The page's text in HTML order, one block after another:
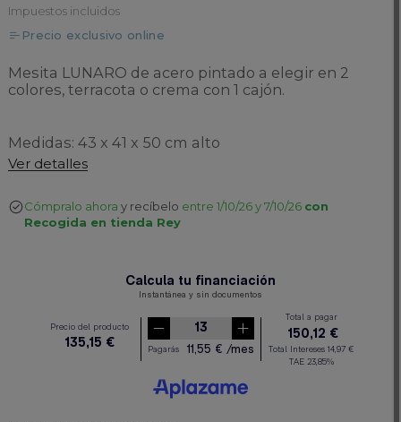
Impuestos incluidos
Precio exclusivo online
Mesita LUNARO de acero pintado a elegir en 2
colores, terracota o crema con 1 cajón.
Medidas: 43 x 41 x 50 cm alto
Ver detalles
Cómpralo ahora y recíbelo entre 1/10/26 y 7/10/26 con
Recogida en tienda Rey